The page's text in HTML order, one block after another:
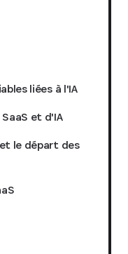
liées à l'IA
et d'IA
le départ des